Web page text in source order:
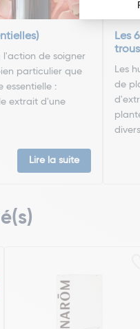
l'action de soigner
particulier que
essentielle :
extrait d'une
Lire la suite
Les
Les
de